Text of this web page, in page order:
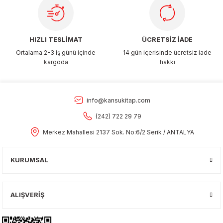
HIZLI TESLİMAT
Ortalama 2-3 iş günü içinde
kargoda
ÜCRETSİZ İADE
14 gün içerisinde ücretsiz iade
hakkı
info@kansukitap.com
(242) 722 29 79
Merkez Mahallesi 2137 Sok. No:6/2 Serik / ANTALYA
KURUMSAL
ALIŞVERİŞ